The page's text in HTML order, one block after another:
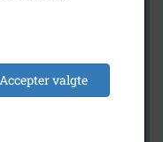
Accepter valgte